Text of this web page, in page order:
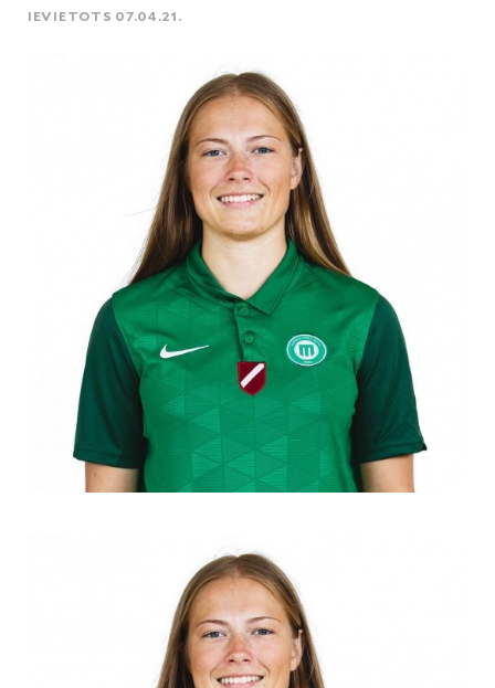
IEVIETOTS 07.04.21.